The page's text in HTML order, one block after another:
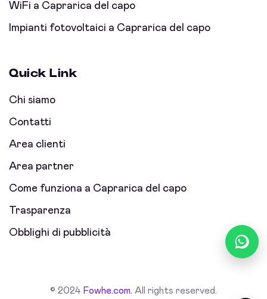
WiFi a Caprarica del capo
Impianti fotovoltaici a Caprarica del capo
Quick Link
Chi siamo
Contatti
Area clienti
Area partner
Come funziona a Caprarica del capo
Trasparenza
Obblighi di pubblicità
© 2024 Fowhe.com. All rights reserved.